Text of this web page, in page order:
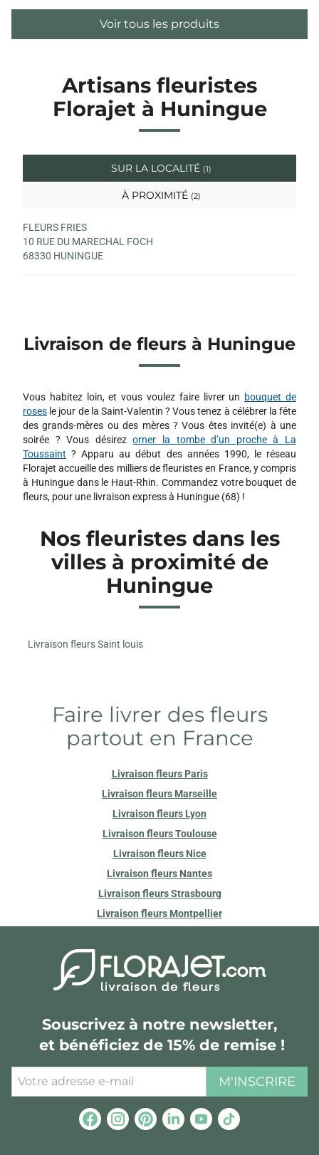
Voir tous les produits
Artisans fleuristes
Florajet à Huningue
SUR LA LOCALITÉ (1)
À PROXIMITÉ (2)
FLEURS FRIES
10 RUE DU MARECHAL FOCH
68330 HUNINGUE
Livraison de fleurs à Huningue
Vous habitez loin, et vous voulez faire livrer un bouquet de
roses le jour de la Saint-Valentin ? Vous tenez à célébrer la fête
des grands-mères ou des mères ? Vous êtes invité(e) à une
soirée ? Vous désirezorner la tombe d’un proche à La
Toussaint ? Apparu au début des années 1990, le réseau
Florajet accueille des milliers de fleuristes en France, y compris
à Huningue dans le Haut-Rhin. Commandez votre bouquet de
fleurs, pour une livraison express à Huningue (68) !
Nos fleuristes dans les
villes à proximité de
Huningue
Livraison fleurs Saint louis
Faire livrer des fleurs
partout en France
Livraison fleurs Paris
Livraison fleurs Marseille
Livraison fleurs Lyon
Livraison fleurs Toulouse
Livraison fleurs Nice
Livraison fleurs Nantes
Livraison fleurs Strasbourg
Livraison fleurs Montpellier
Souscrivez à notre newsletter,
et bénéficiez de 15% de remise !
M'INSCRIRE